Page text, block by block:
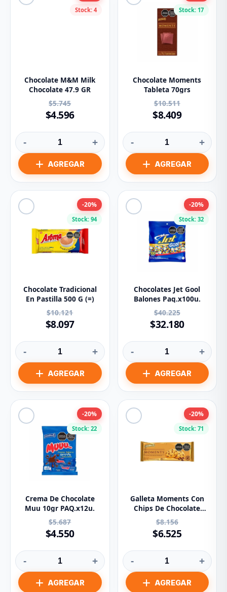
Stock: 4
Chocolate M&M Milk
Chocolate 47.9 GR
$5.745
$4.596
- +
Stock: 17
Chocolate Moments
Tableta 70grs
$10.511
$8.409
- +
Stock: 94
-20%
Chocolate Tradicional
En Pastilla 500 G (=)
$10.121
$8.097
- +
Stock: 32
-20%
Chocolates Jet Gool
Balones Paq.x100u.
$40.225
$32.180
- +
Stock: 22
-20%
Crema De Chocolate
Muu 10gr PAQ.x12u.
$5.687
$4.550
- +
Stock: 71
-20%
Galleta Moments Con
Chips De Chocolate
x132g
$8.156
$6.525
- +